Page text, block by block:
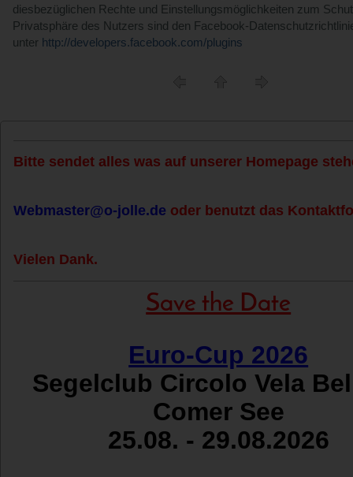
diesbezüglichen Rechte und Einstellungsmöglichkeiten zum
Privatsphäre des Nutzers sind den Facebook-
unter http://developers.facebook.com/plugins
Bitte sendet alles was auf unserer Homepage
Webmaster@o-jolle.de oder benutzt das
Vielen Dank.
Save the Date
Euro-Cup 2026
Segelclub Circolo Vela
Comer See
25.08. - 29.08.2026